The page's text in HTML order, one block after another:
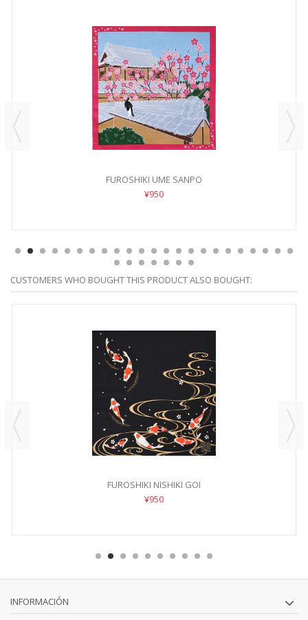
FUROSHIKI UME SANPO
¥950
CUSTOMERS WHO BOUGHT THIS PRODUCT ALSO BOUGHT:
FUROSHIKI NISHIKI GOI
¥950
INFORMACIÓN